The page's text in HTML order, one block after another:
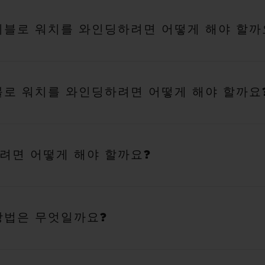
로 워치를 와인딩하려면 어떻게 해야 할까
워치를 와인딩하려면 어떻게 해야 할까요
면 어떻게 해야 할까요?
은 무엇일까요?